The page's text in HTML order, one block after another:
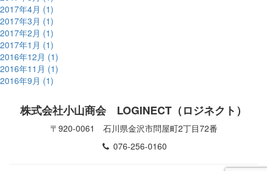
2017年4月 (1)
2017年3月 (1)
2017年2月 (1)
2017年1月 (1)
2016年12月 (1)
2016年11月 (1)
2016年9月 (1)
株式会社小山商会 LOGINECT（ロジネクト）
〒920-0061 石川県金沢市問屋町2丁目72番
076-256-0160